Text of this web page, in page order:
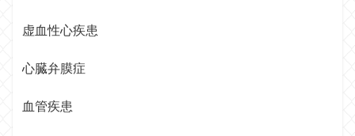
虚血性心疾患
心臓弁膜症
血管疾患